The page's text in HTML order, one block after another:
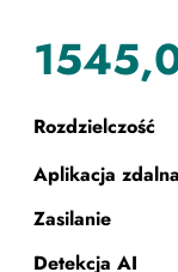
Rozdzielczość
Aplikacja zdalna
Zasilanie
Detekcja AI